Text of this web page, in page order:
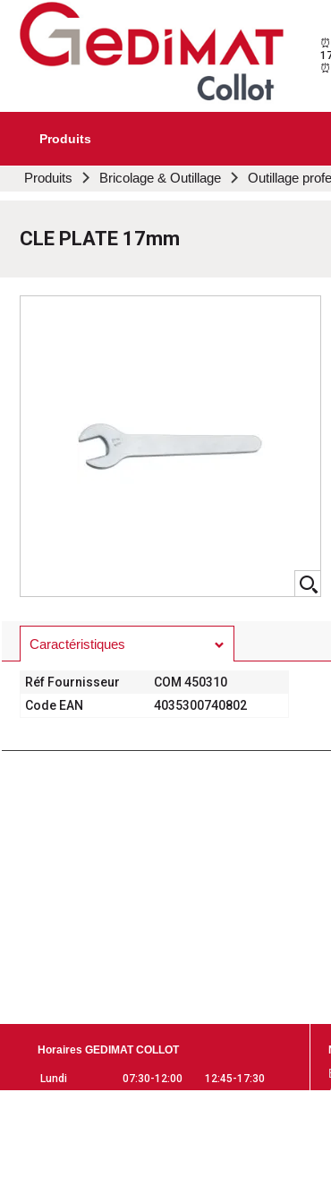
Gedimat
Au cœur
⏰
⏰
Produits
Produits Bricolage & Outillage Outillage
CLE PLATE 17mm
Caractéristiques
Réf Fournisseur
COM 450310
Code EAN
4035300740802
Horaires GEDIMAT COLLOT
Lundi 07:30-12:00
12:45-17:30